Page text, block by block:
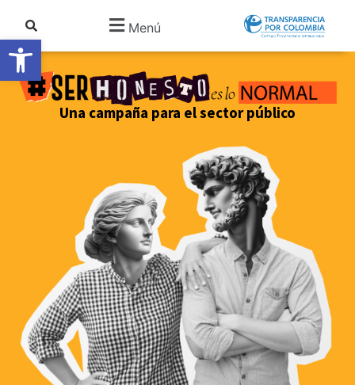
Abrir barra de herramientas
Menú
Una campaña para el sector público